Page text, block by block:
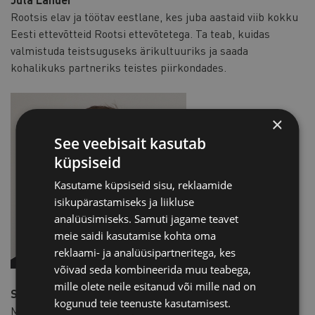
Rootsis elav ja töötav eestlane, kes juba aastaid viib kokku
Eesti ettevõtteid Rootsi ettevõtetega. Ta teab, kuidas
valmistuda teistsuguseks ärikultuuriks ja saada
kohalikuks partneriks teistes piirkondades.
Steven Storms
Maailmakodanik, kes elab Belgias ja töötab kõikjal
×
See veebisait kasutab
küpsiseid
Kasutame küpsiseid sisu, reklaamide
isikupärastamiseks ja liikluse
analüüsimiseks. Samuti jagame teavet
meie saidi kasutamise kohta oma
reklaami- ja analüüsipartneritega, kes
võivad seda kombineerida muu teabega,
mille olete neile esitanud või mille nad on
kogunud teie teenuste kasutamisest.